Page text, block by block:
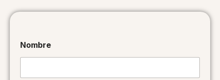
Nombre